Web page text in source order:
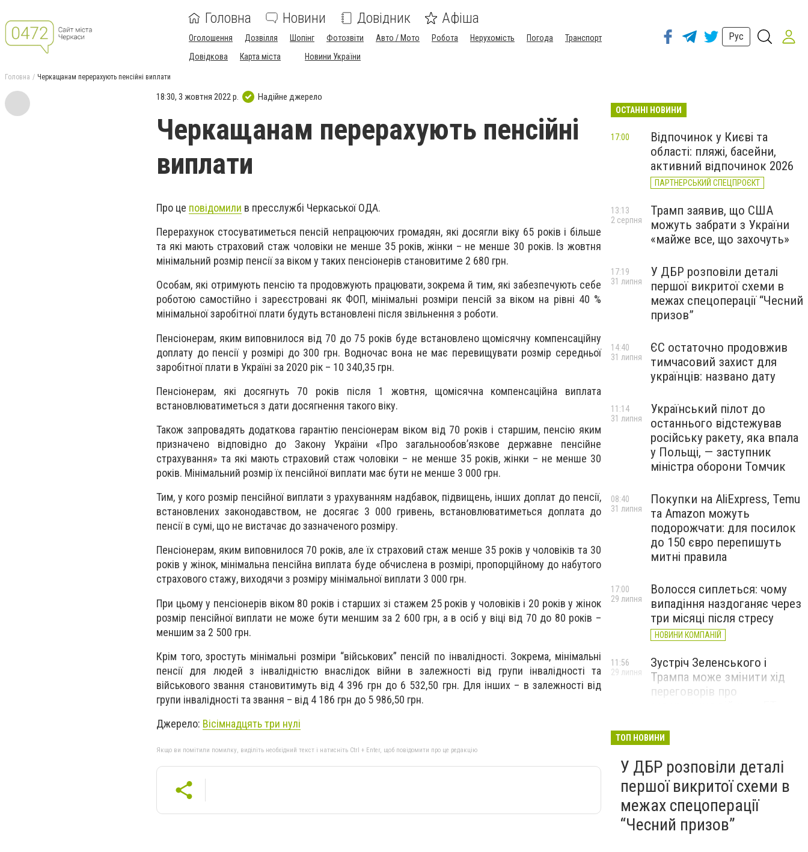
Головна Новини Довідник Афіша
Оголошення Дозвілля Шопінг Фотозвіти Авто / Мото Робота Нерухомість Погода
Транспорт
Довідкова
Карта міста Новини України
Рус
Головна Черкащанам перерахують пенсійні виплати
18:30, 3 жовтня 2022 р. Надійне джерело
Черкащанам перерахують пенсійні
виплати
Про це повідомили в пресслужбі Черкаської ОДА.
Перерахунок стосуватиметься пенсій непрацюючих громадян, які досягли віку 65 років і більше
та які мають страховий стаж чоловіки не менше 35 років, жінки – не менше 30 років. Із жовтня
мінімальний розмір пенсії за віком у таких пенсіонерів становитиме 2 680 грн.
Особам, які отримують пенсію та продовжують працювати, зокрема й тим, які забезпечують себе
роботою самостійно і зареєстровані як ФОП, мінімальні розміри пенсій за віком на рівні 40 %
мінімальної заробітної плати будуть встановлені після звільнення з роботи.
Пенсіонерам, яким виповнилося від 70 до 75 років буде встановлено щомісячну компенсаційну
доплату до пенсії у розмірі до 300 грн. Водночас вона не має перевищувати розмір середньої
заробітної плати в Україні за 2020 рік – 10 340,35 грн.
Пенсіонерам, які досягнуть 70 років після 1 жовтня, щомісячна компенсаційна виплата
встановлюватиметься з дати досягнення такого віку.
Також запровадять додаткова гарантію пенсіонерам віком від 70 років і старшим, пенсію яким
призначено відповідно до Закону України «Про загальнообов’язкове державне пенсійне
страхування» та які мають страховий стаж чоловіки – не менше 35 років, жінки – не менше 30
років. Мінімальний розмір їх пенсійної виплати має бути не менше 3 000 грн.
Тим, у кого розмір пенсійної виплати з урахуванням надбавок, підвищень, інших доплат до пенсії,
встановлених законодавством, не досягає 3 000 гривень, встановлюватиметься доплата до
пенсії в сумі, що не вистачає до зазначеного розміру.
Пенсіонерам, яким виповнилося 70 років, але їх страховий стаж менше 35 років у чоловіків та 30
років у жінок, мінімальна пенсійна виплата буде обчислена в розмірі, пропорційному до набутого
страхового стажу, виходячи з розміру мінімальної виплати 3 000 грн.
При цьому у пенсіонерів віком 80 років і старших зі стажем 25 років у чоловіків і 20 років у жінок
розмір пенсійної виплати не може бути меншим за 2 600 грн, а в осіб у віці від 70 до 80 років –
меншим за 2 500 грн.
Крім того, зростуть мінімальні розміри “військових” пенсій по інвалідності. Зокрема, мінімальні
пенсії для людей з інвалідністю внаслідок війни в залежності від групи інвалідності та
військового звання становитимуть від 4 396 грн до 6 532,50 грн. Для інших – в залежності від
групи інвалідності та звання – від 4 186 грн до 5 986,50 грн.
Джерело: Вісімнадцять три нулі
Якщо ви помітили помилку, виділіть необхідний текст і натисніть Ctrl + Enter, щоб повідомити про це редакцію
ОСТАННІ НОВИНИ
Відпочинок у Києві та
області: пляжі, басейни,
активний відпочинок 2026
ПАРТНЕРСЬКИЙ СПЕЦПРОЄКТ
17:00
Трамп заявив, що США
можуть забрати з України
«майже все, що захочуть»
13:13
2 серпня
У ДБР розповіли деталі
першої викритої схеми в
межах спецоперації “Чесний
призов”
17:19
31 липня
ЄС остаточно продовжив
тимчасовий захист для
українців: названо дату
14:40
31 липня
Український пілот до
останнього відстежував
російську ракету, яка впала
у Польщі, — заступник
міністра оборони Томчик
11:14
31 липня
Покупки на AliExpress, Temu
та Amazon можуть
подорожчати: для посилок
до 150 євро перепишуть
митні правила
08:40
31 липня
Волосся сиплеться: чому
випадіння наздоганяє через
три місяці після стресу
НОВИНИ КОМПАНІЙ
17:00
29 липня
Зустріч Зеленського і
Трампа може змінити хід
переговорів про
11:56
29 липня
ТОП НОВИНИ
У ДБР розповіли деталі
першої викритої схеми в
межах спецоперації
“Чесний призов”